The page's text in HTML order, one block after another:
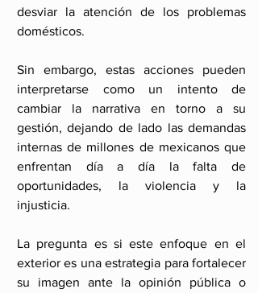
desviar la atención de los problemas
domésticos.
Sin embargo, estas acciones pueden
interpretarse como un intento de
cambiar la narrativa en torno a su
gestión, dejando de lado las demandas
internas de millones de mexicanos que
enfrentan día a día la falta de
oportunidades, la violencia y la
injusticia.
La pregunta es si este enfoque en el
exterior es una estrategia para fortalecer
su imagen ante la opinión pública o